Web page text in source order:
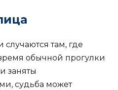
там, где
обычной прогулки
заняты
судьба может